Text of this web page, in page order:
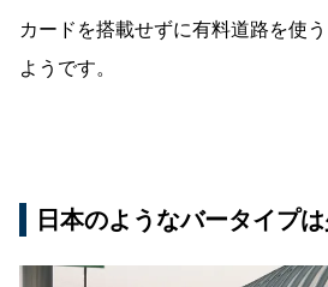
カードを搭載せずに有料道路を使
ようです。
日本のようなバータイプ